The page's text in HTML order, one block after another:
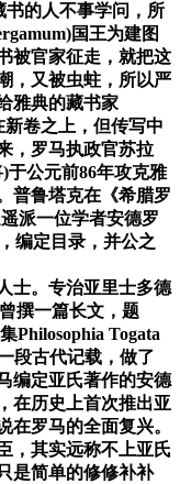
的人不事学问，所
国王为建图
被官家征走，就把这
，又被虫蛀，所以严
雅典的藏书家
卷之上，但传写中
，罗马执政官苏拉
于公元前86年攻克雅
普鲁塔克在《希腊罗
派一位学者安德罗
编定目录，并公之
士。专治亚里士多德
撰一篇长文，题
Philosophia Togata
段古代记载，做了
编定亚氏著作的安德
在历史上首次推出亚
在罗马的全面复兴。
，其实远称不上亚氏
是简单的修修补补